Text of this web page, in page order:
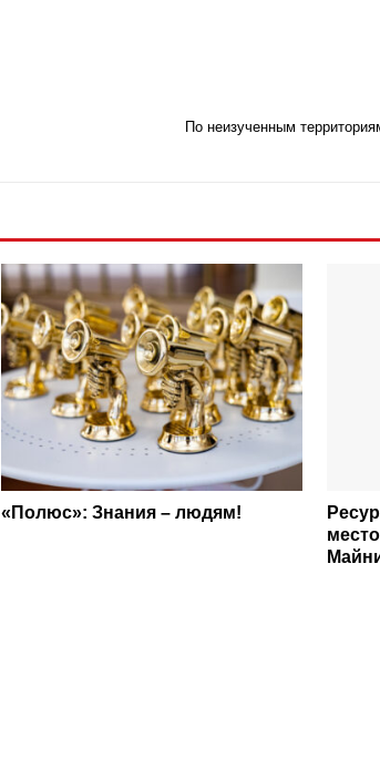
По неизученным
«Полюс»: Знания – людям!